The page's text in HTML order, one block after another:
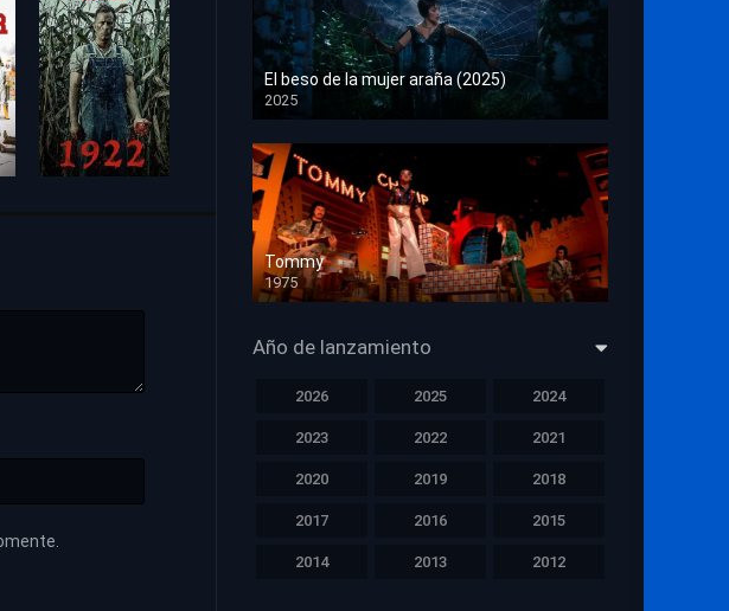
El beso de la mujer araña (2025)
2025
HD 1080p
Tommy
1975
HD 1080p
Año de lanzamiento
2026 2025 2024
2023 2022 2021
2020 2019 2018
2017 2016 2015
2014 2013 2012